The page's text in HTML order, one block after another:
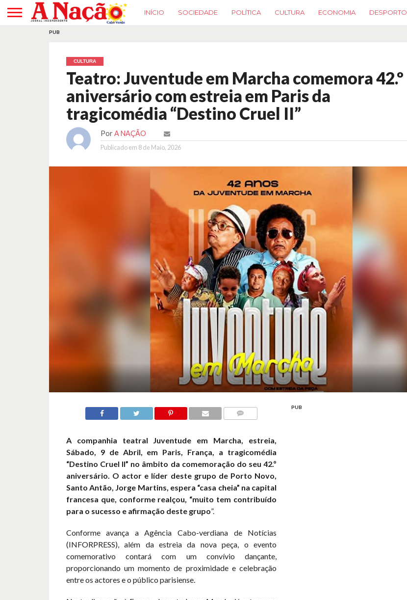
INÍCIO SOCIEDADE POLÍTICA CULTURA ECONOMIA DESPORTO
PUB
CULTURA
Teatro: Juventude em Marcha comemora 42.º
aniversário com estreia em Paris da
tragicomédia “Destino Cruel II”
Por A NAÇÃO
Publicado em 8 de Maio, 2026
A companhia teatral Juventude em Marcha, estreia,
Sábado, 9 de Abril, em Paris, França, a tragicomédia
“Destino Cruel II” no âmbito da comemoração do seu 42.º
aniversário. O actor e líder deste grupo de Porto Novo,
Santo Antão, Jorge Martins, espera “casa cheia” na capital
francesa que, conforme realçou, “muito tem contribuído
para o sucesso e afirmação deste grupo”.
Conforme avança a Agência Cabo-verdiana de Notícias
(INFORPRESS), além da estreia da nova peça, o evento
comemorativo contará com um convívio dançante,
proporcionando um momento de proximidade e celebração
entre os actores e o público parisiense.
PUB